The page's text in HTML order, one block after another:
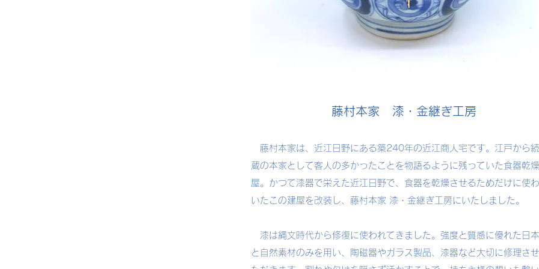
藤村本家 漆・金継ぎ工房
藤村本家は、近江日野にある築240年の近江商人宅です。江戸から
蔵の本家として客人の多かったことを物語るように残っていた食器乾
屋。かつて漆器で栄えた近江日野で、食器を乾燥させるためだけに使
いたこの建屋を改装し、藤村本家 漆・金継ぎ工房にいたしました。
漆は縄文時代から修復に使われてきました。強度と質感に優れた日
と自然素材のみを用い、陶磁器やガラス製品、漆器など大切に修理さ